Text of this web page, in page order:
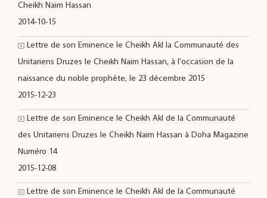
Cheikh Naim Hassan
2014-10-15
Lettre de son Eminence le Cheikh Akl la Communauté des
Unitariens Druzes le Cheikh Naim Hassan, à l'occasion de la
naissance du noble prophète, le 23 décembre 2015
2015-12-23
Lettre de son Eminence le Cheikh Akl de la Communauté
des Unitariens Druzes le Cheikh Naim Hassan à Doha Magazine
Numéro 14
2015-12-08
Lettre de son Eminence le Cheikh Akl de la Communauté